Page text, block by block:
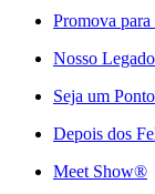
Promova
Nosso
Seja um
Depois dos
Meet Show®